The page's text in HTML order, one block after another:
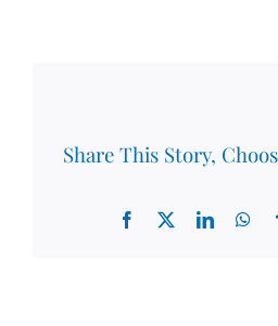
Share This Story,
Facebook LinkedIn